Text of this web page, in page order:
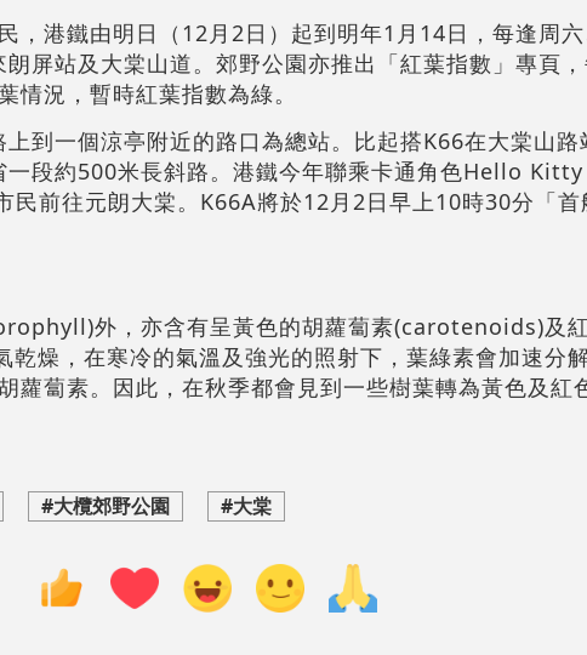
，港鐵由明日（12月2日）起到明年1月14日，每逢周
屏站及大棠山道。郊野公園亦推出「紅葉指數」專頁
情況，暫時紅葉指數為綠。
到一個涼亭附近的路口為總站。比起搭K66在大棠山路
一段約500米長斜路。港鐵今年聯乘卡通角色Hello
前往元朗大棠。K66A將於12月2日早上10時30分「首
外，亦含有呈黃色的胡蘿蔔素(carotenoids)及
燥，在寒冷的氣溫及強光的照射下，葉綠素會加速分
蘿蔔素。因此，在秋季都會見到一些樹葉轉為黃色及紅
#大欖郊野公園 #大棠